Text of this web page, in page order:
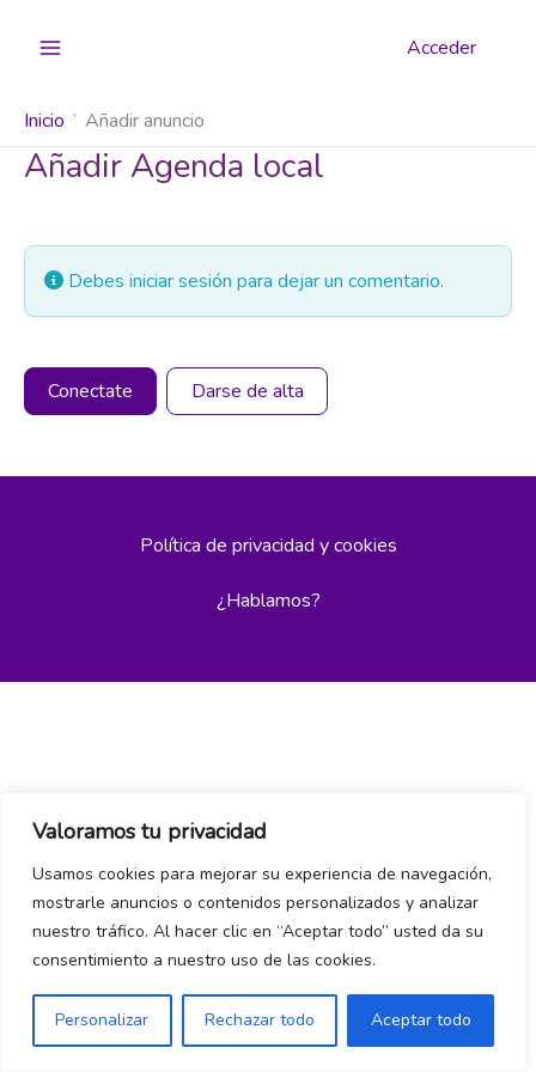
Valoramos tu privacidad
Usamos cookies para mejorar su experiencia de navegación,
mostrarle anuncios o contenidos personalizados y analizar
nuestro tráfico. Al hacer clic en “Aceptar todo” usted da su
consentimiento a nuestro uso de las cookies.
Personalizar Rechazar todo Aceptar todo
Acceder
Inicio Añadir anuncio
Añadir Agenda local
Debes iniciar sesión para dejar un comentario.
Conectate Darse de alta
Política de privacidad y cookies
¿Hablamos?